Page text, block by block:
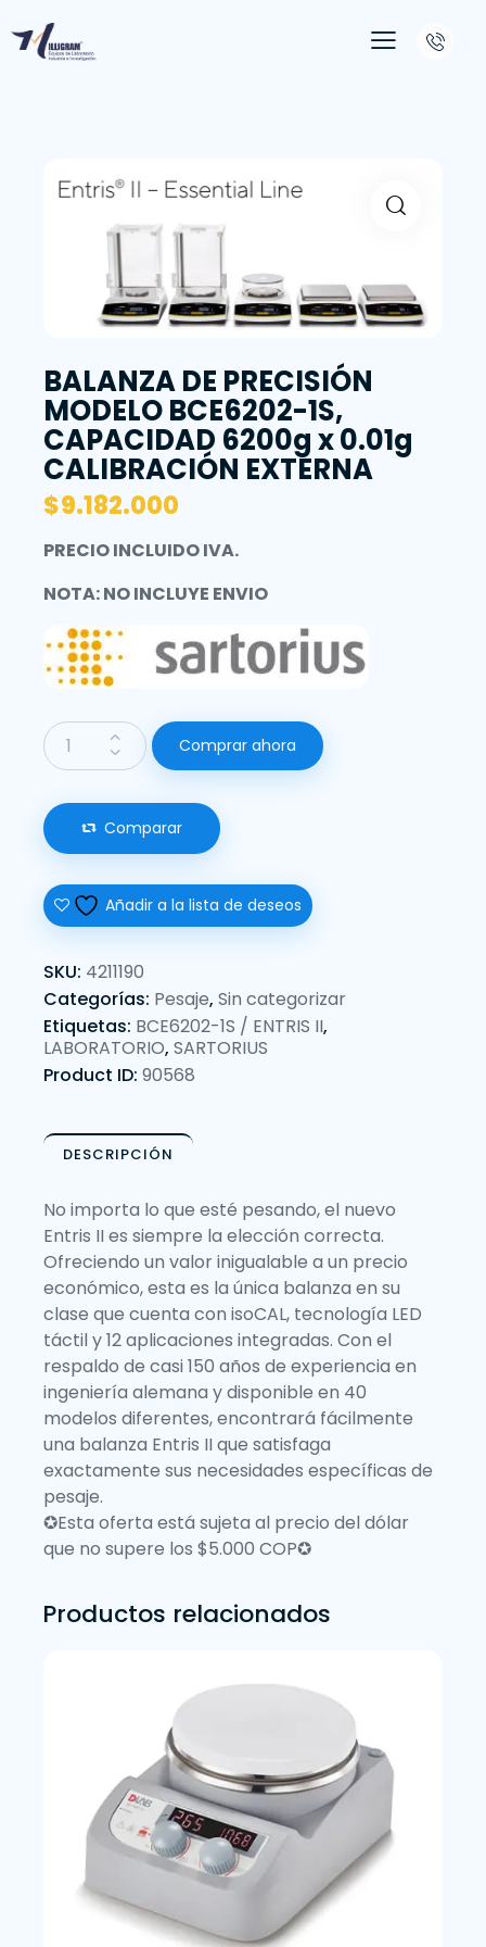
BALANZA DE PRECISIÓN
MODELO BCE6202-1S,
CAPACIDAD 6200g x 0.01g
CALIBRACIÓN EXTERNA
$9.182.000
PRECIO INCLUIDO IVA.
NOTA: NO INCLUYE ENVIO
Comprar ahora
Comparar
Añadir a la lista de deseos
SKU: 4211190
Categorías: Pesaje, Sin categorizar
Etiquetas: BCE6202-1S / ENTRIS II,
LABORATORIO, SARTORIUS
Product ID: 90568
DESCRIPCIÓN
No importa lo que esté pesando, el nuevo
Entris II es siempre la elección correcta.
Ofreciendo un valor inigualable a un precio
económico, esta es la única balanza en su
clase que cuenta con isoCAL, tecnología LED
táctil y 12 aplicaciones integradas. Con el
respaldo de casi 150 años de experiencia en
ingeniería alemana y disponible en 40
modelos diferentes, encontrará fácilmente
una balanza Entris II que satisfaga
exactamente sus necesidades específicas de
pesaje.
✪Esta oferta está sujeta al precio del dólar
que no supere los $5.000 COP✪
Productos relacionados